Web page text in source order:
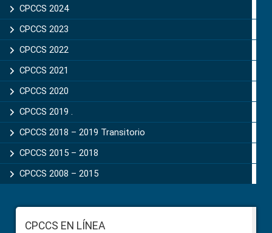
CPCCS 2024
CPCCS 2023
CPCCS 2022
CPCCS 2021
CPCCS 2020
CPCCS 2019 .
CPCCS 2018 – 2019 Transitorio
CPCCS 2015 – 2018
CPCCS 2008 – 2015
FooterCPCCS EN LÍNEA